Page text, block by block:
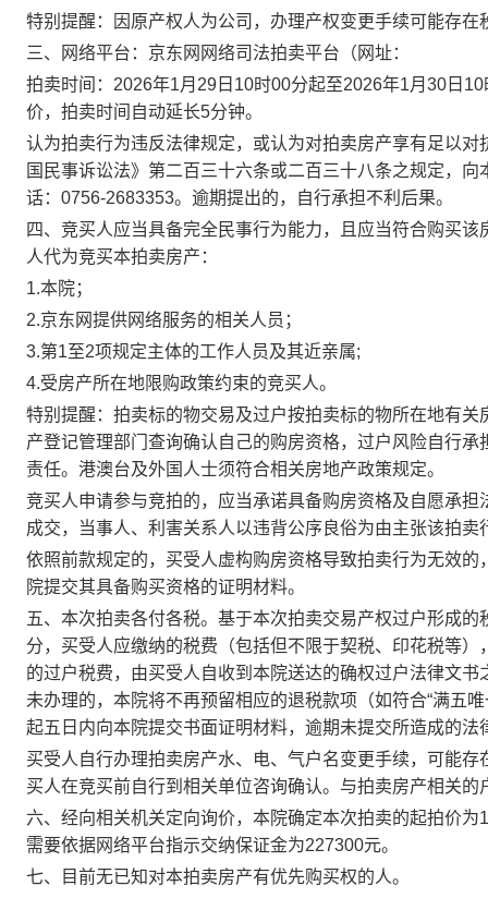
特别提醒：因原产权人为公司，办理产权变更手续可能存
三、
网络平台： 京东网网络司法拍卖平台（网址：
拍卖时间： 2026年1月29日10时00分起至2026年1月30日
价，拍卖时间自动延长5分钟。
认为拍卖行为违反法律规定，或认为对拍卖房产享有足以
国民事诉讼法》第二百三十六条或二百三十八条之规定，
话： 0756-2683353。逾期提出的，自行承担不利后果。
四、 竞买人应当具备完全民事行为能力，且应当符合购买
人代为竞买本拍卖房产：
1.本院；
2.京东网提供网络服务的相关人员；
3.第1至2项规定主体的工作人员及其近亲属;
4.受房产所在地限购政策约束的竞买人。
特别提醒： 拍卖标的物交易及过户按拍卖标的物所在地有
产登记管理部门查询确认自己的购房资格，过户风险自行
责任。港澳台及外国人士须符合相关房地产政策规定。
竞买人申请参与竞拍的，应当承诺具备购房资格及自愿承
成交，当事人、利害关系人以违背公序良俗为由主张该拍
依照前款规定的，买受人虚构购房资格导致拍卖行为无效的
院提交其具备购买资格的证明材料。
五、本次拍卖各付各税。基于本次拍卖交易产权过户形成
分，买受人应缴纳的税费（包括但不限于契税、印花税等
的过户税费，由买受人自收到本院送达的确权过户法律文
未办理的，本院将不再预留相应的退税款项（如符合“满五
起五日内向本院提交书面证明材料，逾期未提交所造成的
买受人自行办理拍卖房产水、电、气户名变更手续，可能
买人在竞买前自行到相关单位咨询确认。与拍卖房产相关
六、经向相关机关定向询价，本院确定本次拍卖的起拍价为
需要依据网络平台指示交纳保证金为227300元。
七、目前无已知对本拍卖房产有优先购买权的人。